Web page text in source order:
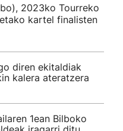
2023ko Tourreko
kartel finalisten
diren ekitaldiak
kalera ateratzera
1ean Bilboko